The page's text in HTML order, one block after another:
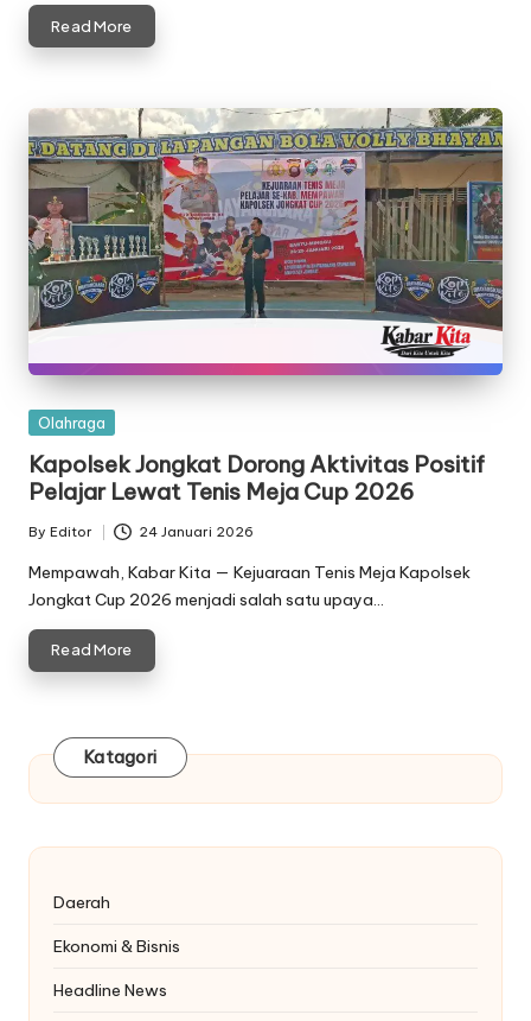
Read More
Posted
Olahraga
Kapolsek Jongkat Dorong Aktivitas Positif
Pelajar Lewat Tenis Meja Cup 2026
Posted
by
By Editor 24 Januari 2026
Mempawah, Kabar Kita — Kejuaraan Tenis Meja Kapolsek
Jongkat Cup 2026 menjadi salah satu upaya…
Read More
Katagori
Daerah
Ekonomi & Bisnis
Headline News